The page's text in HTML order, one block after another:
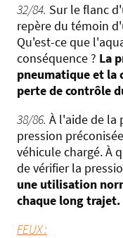
32/84. Sur le flanc
repère du témoin
Qu'est-ce que
conséquence ? La
pneumatique et la
perte de contrôle
38/86. À l'aide de la
pression
véhicule chargé. À
de vérifier la
une utilisation
chaque long trajet.
FEUX :